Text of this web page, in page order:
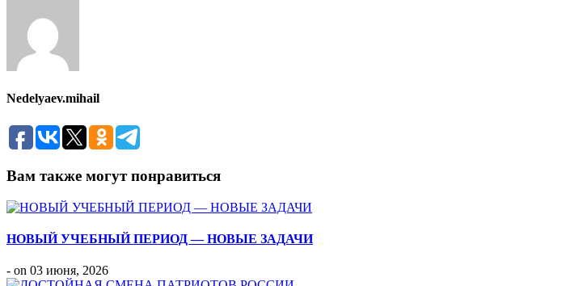
Nedelyaev.mihail
Вам также могут понравиться
НОВЫЙ УЧЕБНЫЙ ПЕРИОД — НОВЫЕ ЗАДАЧИ
- on 03 июня, 2026